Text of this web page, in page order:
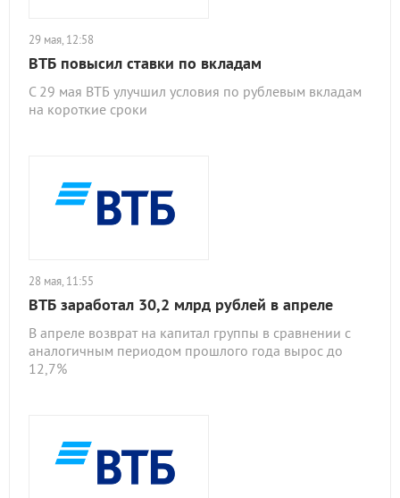
29 мая, 12:58
ВТБ повысил ставки по вкладам
С 29 мая ВТБ улучшил условия по рублевым вкладам
на короткие сроки
28 мая, 11:55
ВТБ заработал 30,2 млрд рублей в апреле
В апреле возврат на капитал группы в сравнении с
аналогичным периодом прошлого года вырос до
12,7%